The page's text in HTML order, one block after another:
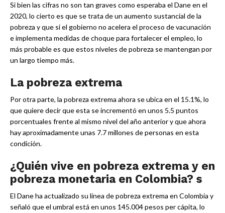
Si bien las cifras no son tan graves como esperaba el Dane en el
2020, lo cierto es que se trata de un aumento sustancial de la
pobreza y que si el gobierno no acelera el proceso de vacunación
e implementa medidas de choque para fortalecer el empleo, lo
más probable es que estos niveles de pobreza se mantengan por
un largo tiempo más.
La pobreza extrema
Por otra parte, la pobreza extrema ahora se ubica en el 15.1%, lo
que quiere decir que esta se incrementó en unos 5.5 puntos
porcentuales frente al mismo nivel del año anterior y que ahora
hay aproximadamente unas 7.7 millones de personas en esta
condición.
¿Quién vive en pobreza extrema y en
pobreza monetaria en Colombia? s
El Dane ha actualizado su línea de pobreza extrema en Colombia y
señaló que el umbral está en unos 145.004 pesos per cápita, lo